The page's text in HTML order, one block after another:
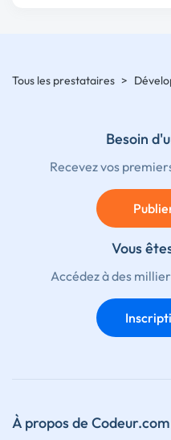
Tous les prestataires >
Besoin
Recevez vos
Vous
Accédez à des
À propos de Codeur.com